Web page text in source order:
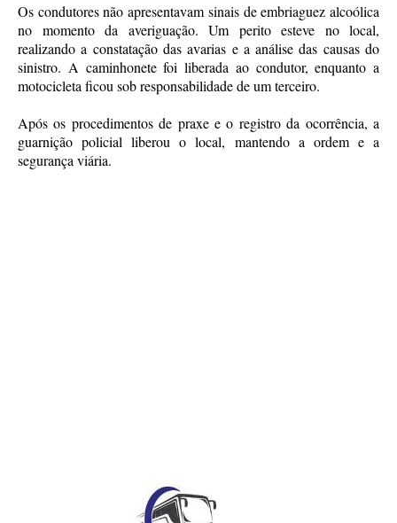
Os condutores não apresentavam sinais de embriaguez alcoólica
no momento da averiguação. Um perito esteve no local,
realizando a constatação das avarias e a análise das causas do
sinistro. A caminhonete foi liberada ao condutor, enquanto a
motocicleta ficou sob responsabilidade de um terceiro.
Após os procedimentos de praxe e o registro da ocorrência, a
guarnição policial liberou o local, mantendo a ordem e a
segurança viária.